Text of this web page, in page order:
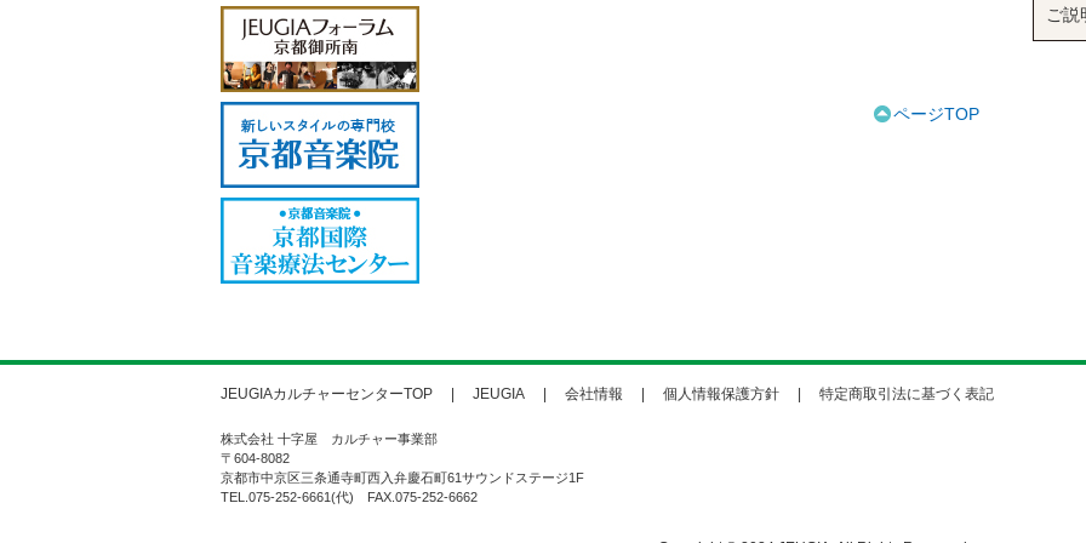
ご説
ページTOP
JEUGIAカルチャーセンターTOP JEUGIA 会社情報 個人情報保護方針 特定商取引法に基づく表記
株式会社 十字屋 カルチャー事業部
〒604-8082
京都市中京区三条通寺町西入弁慶石町61サウンドステージ1F
TEL.075-252-6661(代) FAX.075-252-6662